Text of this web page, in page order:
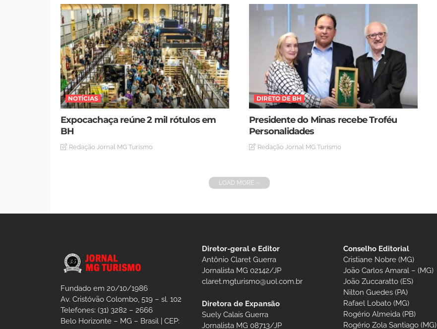
NOTÍCIAS
Expocachaça reúne 2 mil rótulos em
BH
Redação Jornal MG Turismo
DIRETO DE BH
Presidente do Minas recebe Troféu
Personalidades
Redação Jornal MG Turismo
LOAD MORE
Fundado em 20/10/1986
Av. Cristóvão Colombo, 519 – sl. 102
Telefones: (31) 3282 – 2666
Belo Horizonte – MG – Brasil | CEP:
Diretor-geral e Editor
Antônio Claret Guerra
Jornalista MG 02142/JP
claret.mgturismo@uol.com.br
Diretora de Expansão
Suely Calais Guerra
Jornalista MG 08713/JP
Conselho Editorial
Cristiane Nobre (MG)
João Carlos Amaral – (MG)
João Zuccaratto (ES)
Nilton Guedes (PA)
Rafael Lobato (MG)
Rogério Almeida (PB)
Rogério Zola Santiago (MG)